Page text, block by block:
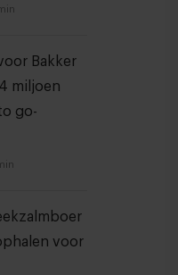
Bakker
miljoen
go-
voor